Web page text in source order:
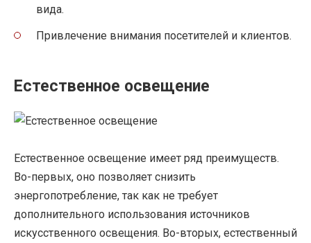
вида.
Привлечение внимания посетителей и клиентов.
Естественное освещение
Естественное освещение имеет ряд преимуществ.
Во-первых, оно позволяет снизить
энергопотребление, так как не требует
дополнительного использования источников
искусственного освещения. Во-вторых, естественный